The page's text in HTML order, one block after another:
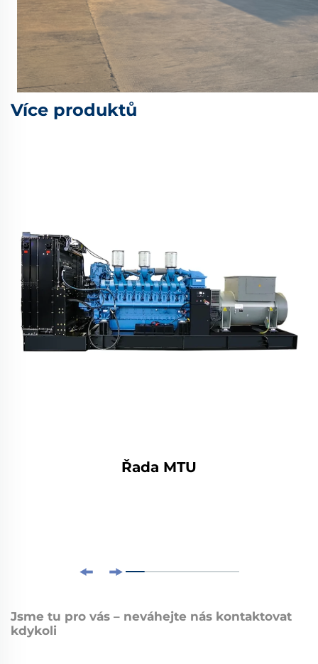
Více produktů
Řada MTU
Jsme tu pro vás – neváhejte nás kontaktovat
kdykoli